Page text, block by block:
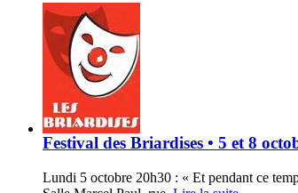
Festival des Briardises • 5 et 8
Lundi 5 octobre 20h30 : « Et pendant ce